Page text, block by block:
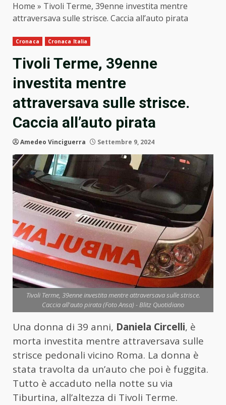
Home » Tivoli Terme, 39enne investita mentre
attraversava sulle strisce. Caccia all’auto pirata
Cronaca Cronaca Italia
Tivoli Terme, 39enne
investita mentre
attraversava sulle strisce.
Caccia all’auto pirata
Amedeo Vinciguerra Settembre 9, 2024
Tivoli Terme, 39enne investita mentre attraversava sulle strisce.
Caccia all'auto pirata (Foto Ansa) - Blitz Quotidiano
Una donna di 39 anni, Daniela Circelli, è
morta investita mentre attraversava sulle
strisce pedonali vicino Roma. La donna è
stata travolta da un’auto che poi è fuggita.
Tutto è accaduto nella notte su via
Tiburtina, all’altezza di Tivoli Terme.